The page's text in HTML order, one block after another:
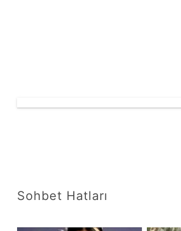
Sohbet Hatları